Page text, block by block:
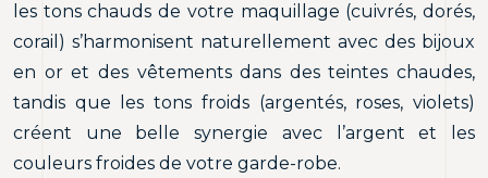
les tons chauds de votre maquillage (cuivrés, dorés,
corail) s’harmonisent naturellement avec des bijoux
en or et des vêtements dans des teintes chaudes,
tandis que les tons froids (argentés, roses, violets)
créent une belle synergie avec l’argent et les
couleurs froides de votre garde-robe.